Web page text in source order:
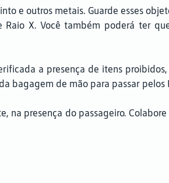
e outros metais. Guarde esses
X. Você também poderá ter
a presença de itens
bagagem de mão para passar pelos
presença do passageiro.